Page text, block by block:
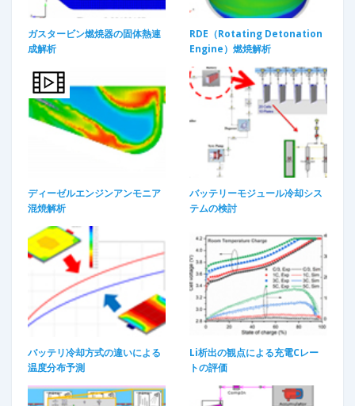
ガスタービン燃焼器の固体熱連
成解析
RDE（Rotating Detonation
Engine）燃焼解析
ディーゼルエンジンアンモニア
混焼解析​
バッテリーモジュール冷却シス
テムの検討
バッテリ冷却方式の違いによる
温度分布予測
Li析出の観点による充電Cレー
トの評価​